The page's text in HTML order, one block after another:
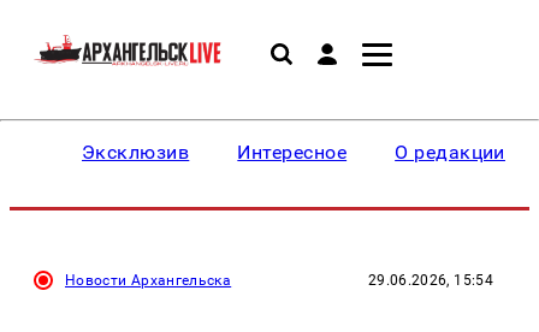
Эксклюзив Интересное О редакции
Новости Архангельска 29.06.2026, 15:54